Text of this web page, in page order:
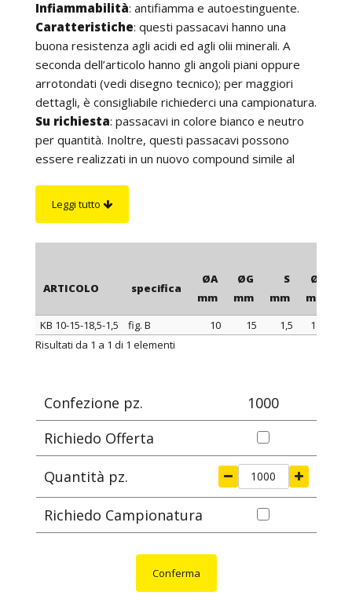
Infiammabilità: antifiamma e autoestinguente.
Caratteristiche: questi passacavi hanno una
buona resistenza agli acidi ed agli olii minerali. A
seconda dell’articolo hanno gli angoli piani oppure
arrotondati (vedi disegno tecnico); per maggiori
dettagli, è consigliabile richiederci una campionatura.
Su richiesta: passacavi in colore bianco e neutro
per quantità. Inoltre, questi passacavi possono
essere realizzati in un nuovo compound simile al
Leggi tutto
ARTICOLO specifica
ØA
mm
ØG
mm
S
mm
ØB
mm
ARTICOLO specifica
KB 10-15-18,5-1,5 fig. B 10 15 1,5
18,5
Risultati da 1 a 1 di 1 elementi
Confezione pz.
1000
Richiedo Offerta
Quantità pz.
Richiedo Campionatura
Conferma